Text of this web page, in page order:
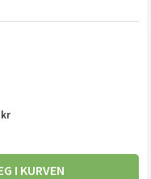
I KURVEN